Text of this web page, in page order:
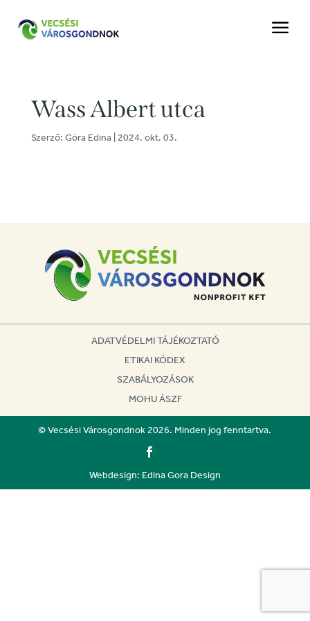
a
Wass Albert utca
Szerző: Góra Edina 2024. okt. 03.
ADATVÉDELMI TÁJÉKOZTATÓ
ETIKAI KÓDEX
SZABÁLYOZÁSOK
MOHU ÁSZF
© Vecsési Városgondnok 2026. Minden jog fenntartva.
Webdesign: Edina Gora Design